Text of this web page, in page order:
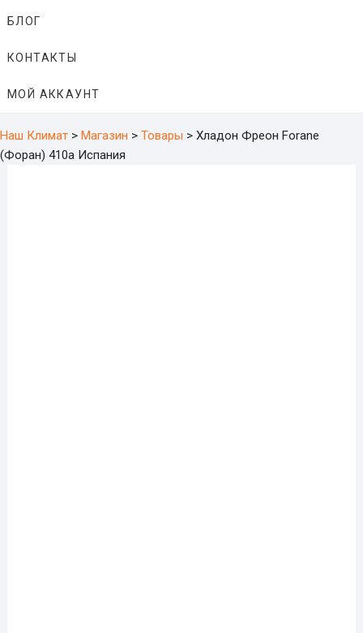
БЛОГ
КОНТАКТЫ
МОЙ АККАУНТ
Наш Климат > Магазин > Товары > Хладон Фреон Forane
(Форан) 410a Испания